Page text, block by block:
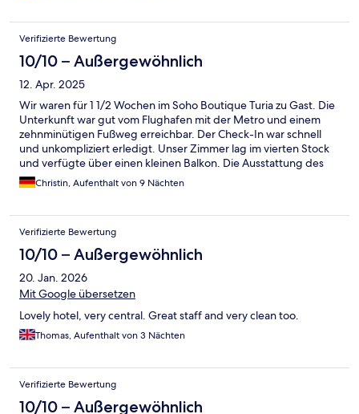
Verifizierte Bewertung
10/10 – Außergewöhnlich
12. Apr. 2025
Wir waren für 1 1/2 Wochen im Soho Boutique Turia zu Gast. Die
Unterkunft war gut vom Flughafen mit der Metro und einem
zehnminütigen Fußweg erreichbar. Der Check-In war schnell
und unkompliziert erledigt. Unser Zimmer lag im vierten Stock
und verfügte über einen kleinen Balkon. Die Ausstattung des
Zimmer war sehr gut und stilvoll. Einzig einen Wasserkocher
hätten wir uns gewünscht. Das Frühstück war für, spanische
Joghurt, Brötchen und kleine süße Teilchen. Es ist nicht
vergleichbar mit einem continental Frühstück in Deutschland
war aber vollkommen ausreichend. In der Umgebung konnte
man innerhalb von zehn Minuten zu Fuß einige Restaurants,
Cafés oder auch Frühstückslokale erreichen. Das Ausgehviertel
Russafa ist ebenfalls in unmittelbarer Nähe, ebenso der Mercat
konnte. Die Altstadt ist zu Fuß oder mit dem Bus erreichbar, Wir
verbanden dies meist mit einem kleinen Spaziergang ( etwa 20
Falls man lieber mit den Nahverkehr fährt, sind ca. 10
unterschiedliche Linien (Bus & Metro) in der direkten
Umgebung. Uns hat der Aufenthalt im Soho Boutique Turia sehr
gut gefallen und würden es in jedem Fall weiterempfehlen.
Christin, Aufenthalt von 9 Nächten
Verifizierte Bewertung
10/10 – Außergewöhnlich
20. Jan. 2026
Mit Google übersetzen
Lovely hotel, very central. Great staff and very clean too.
Thomas, Aufenthalt von 3 Nächten
Verifizierte Bewertung
10/10 – Außergewöhnlich